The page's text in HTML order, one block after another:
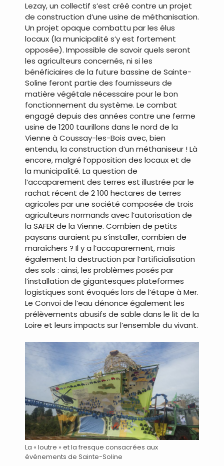
Lezay, un collectif s’est créé contre un projet
de construction d’une usine de méthanisation.
Un projet opaque combattu par les élus
locaux (la municipalité s’y est fortement
opposée). Impossible de savoir quels seront
les agriculteurs concernés, ni si les
bénéficiaires de la future bassine de Sainte-
Soline feront partie des fournisseurs de
matière végétale nécessaire pour le bon
fonctionnement du système. Le combat
engagé depuis des années contre une ferme
usine de 1200 taurillons dans le nord de la
Vienne à Coussay-les-Bois avec, bien
entendu, la construction d’un méthaniseur ! Là
encore, malgré l’opposition des locaux et de
la municipalité. La question de
l’accaparement des terres est illustrée par le
rachat récent de 2 100 hectares de terres
agricoles par une société composée de trois
agriculteurs normands avec l’autorisation de
la SAFER de la Vienne. Combien de petits
paysans auraient pu s’installer, combien de
maraîchers ? Il y a l’accaparement, mais
également la destruction par l’artificialisation
des sols : ainsi, les problèmes posés par
l’installation de gigantesques plateformes
logistiques sont évoqués lors de l’étape à Mer.
Le Convoi de l’eau dénonce également les
prélèvements abusifs de sable dans le lit de la
Loire et leurs impacts sur l’ensemble du vivant.
La « loutre » et la fresque consacrées aux
événements de Sainte-Soline